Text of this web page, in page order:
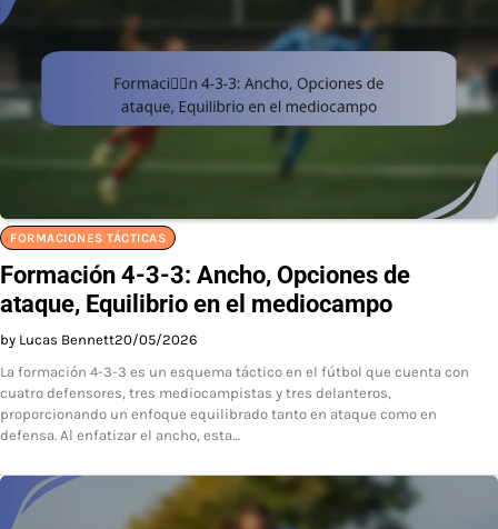
FORMACIONES TÁCTICAS
Formación 4-3-3: Ancho, Opciones de
ataque, Equilibrio en el mediocampo
by Lucas Bennett20/05/2026
La formación 4-3-3 es un esquema táctico en el fútbol que cuenta con
cuatro defensores, tres mediocampistas y tres delanteros,
proporcionando un enfoque equilibrado tanto en ataque como en
defensa. Al enfatizar el ancho, esta…